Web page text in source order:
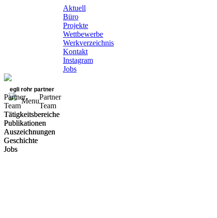
Aktuell
Büro
Projekte
Wettbewerbe
Werkverzeichnis
Kontakt
Instagram
Jobs
egli rohr partner
Menu
Partner
Team
Tätigkeitsbereiche
Publikationen
Auszeichnungen
Geschichte
Jobs
Partner
Team
Tätigkeitsbereiche
Publikationen
Auszeichnungen
Geschichte
Jobs